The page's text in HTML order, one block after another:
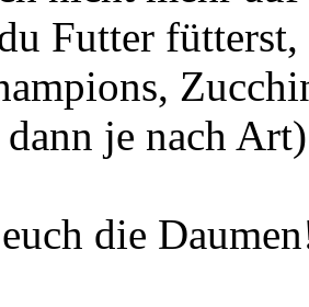
Futter
dann je nach Art)
die